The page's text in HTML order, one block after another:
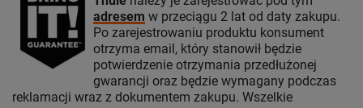
adresem w przeciągu 2 lat od daty zakupu.
Po zarejestrowaniu produktu konsument
otrzyma email, który stanowił będzie
potwierdzenie otrzymania przedłużonej
gwarancji oraz będzie wymagany podczas
reklamacji wraz z dokumentem zakupu. Wszelkie